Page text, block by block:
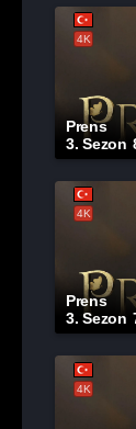
4K
Prens
3. Sezon
4K
Prens
3. Sezon
4K